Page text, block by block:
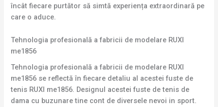
încât fiecare purtător să simtă experiența extraordinară pe
care o aduce.
Tehnologia profesională a fabricii de modelare RUXI
me1856
Tehnologia profesională a fabricii de modelare RUXI
me1856 se reflectă în fiecare detaliu al acestei fuste de
tenis RUXI me1856. Designul acestei fuste de tenis de
dama cu buzunare tine cont de diversele nevoi in sport.